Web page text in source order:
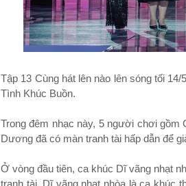
Tập 13 Cùng hát lên nào lên sóng tối
Tình Khúc Buồn.
Trong đêm nhạc này, 5 người chơi gồm
Dương đã có màn tranh tài hấp dẫn để
Ở vòng đầu tiên, ca khúc Dĩ vãng nhạt
tranh tài. Dĩ vãng nhạt nhòa là ca khúc